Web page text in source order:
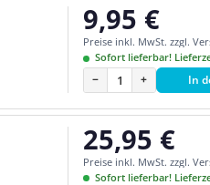
Regulärer Preis:
9,95 €
Preise inkl. MwSt. zzgl.
Sofort lieferbar!
− + In
Regulärer Preis:
25,95 €
Preise inkl. MwSt. zzgl.
Sofort lieferbar!